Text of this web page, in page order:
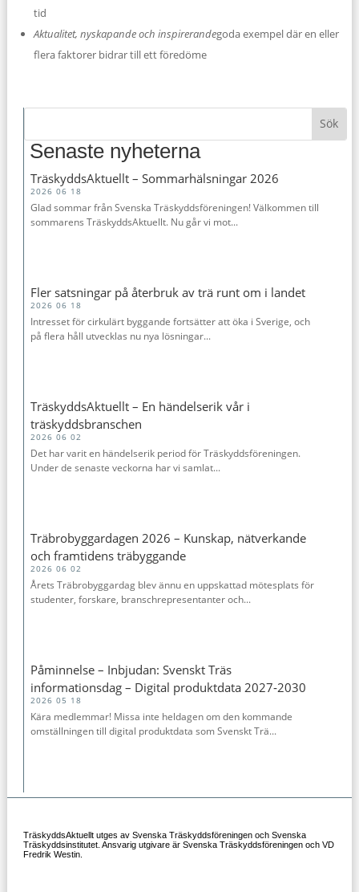
tid
Aktualitet, nyskapande och inspirerandegoda exempel där en eller
flera faktorer bidrar till ett föredöme
Senaste nyheterna
TräskyddsAktuellt – Sommarhälsningar 2026
2026 06 18
Glad sommar från Svenska Träskyddsföreningen! Välkommen till
sommarens TräskyddsAktuellt. Nu går vi mot...
Fler satsningar på återbruk av trä runt om i landet
2026 06 18
Intresset för cirkulärt byggande fortsätter att öka i Sverige, och
på flera håll utvecklas nu nya lösningar...
TräskyddsAktuellt – En händelserik vår i
träskyddsbranschen
2026 06 02
Det har varit en händelserik period för Träskyddsföreningen.
Under de senaste veckorna har vi samlat...
Träbrobyggardagen 2026 – Kunskap, nätverkande
och framtidens träbyggande
2026 06 02
Årets Träbrobyggardag blev ännu en uppskattad mötesplats för
studenter, forskare, branschrepresentanter och...
Påminnelse – Inbjudan: Svenskt Träs
informationsdag – Digital produktdata 2027‑2030
2026 05 18
Kära medlemmar! Missa inte heldagen om den kommande
omställningen till digital produktdata som Svenskt Trä...
TräskyddsAktuellt utges av Svenska Träskyddsföreningen och Svenska
Träskyddsinstitutet. Ansvarig utgivare är Svenska Träskyddsföreningen och VD
Fredrik Westin.